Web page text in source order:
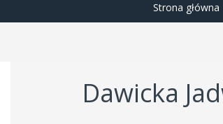
Strona główna
Dawicka